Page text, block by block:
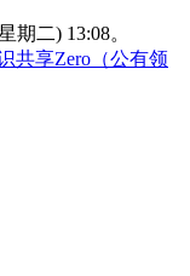
期二) 13:08。
共享Zero（公有领